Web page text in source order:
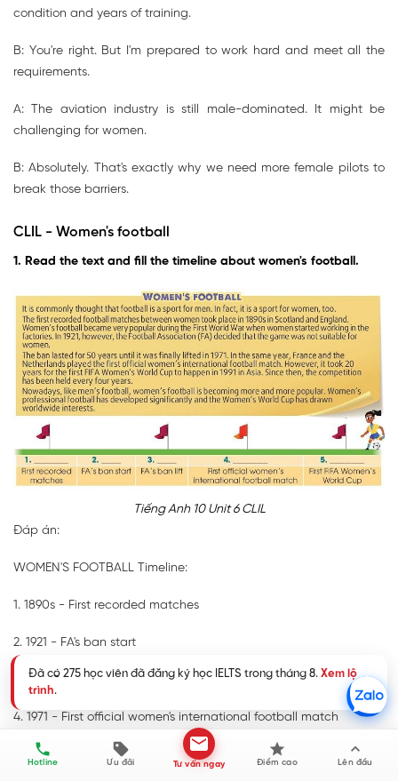
condition and years of training.
B: You're right. But I'm prepared to work hard and meet all the
requirements.
A: The aviation industry is still male-dominated. It might be
challenging for women.
B: Absolutely. That's exactly why we need more female pilots to
break those barriers.
CLIL - Women's football
1. Read the text and fill the timeline about women's football.
Tiếng Anh 10 Unit 6 CLIL
Đáp án:
WOMEN'S FOOTBALL Timeline:
1. 1890s - First recorded matches
2. 1921 - FA's ban start
3. 1971 - FA's ban lift
4. 1971 - First official women's international football match
5. 1991 - First FIFA Women's World Cup
Hotline Ưu đãi Tư vấn ngay Điểm cao Lên đầu
Đã có 275 học viên đã đăng ký học IELTS trong tháng 8. Xem lộ
trình.